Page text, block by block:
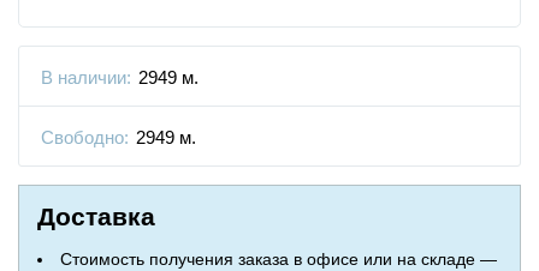
В наличии: 2949 м.
Свободно: 2949 м.
Доставка
Стоимость получения заказа в офисе или на складе —